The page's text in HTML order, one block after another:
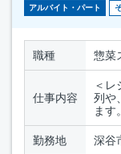
アルバイト・パート
職種 惣菜
仕事内容
＜レ
列や
ます。
勤務地 深谷